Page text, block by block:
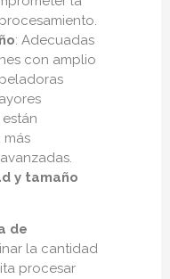
: Adecuadas
con amplio
más
y tamaño
de
la cantidad
procesar